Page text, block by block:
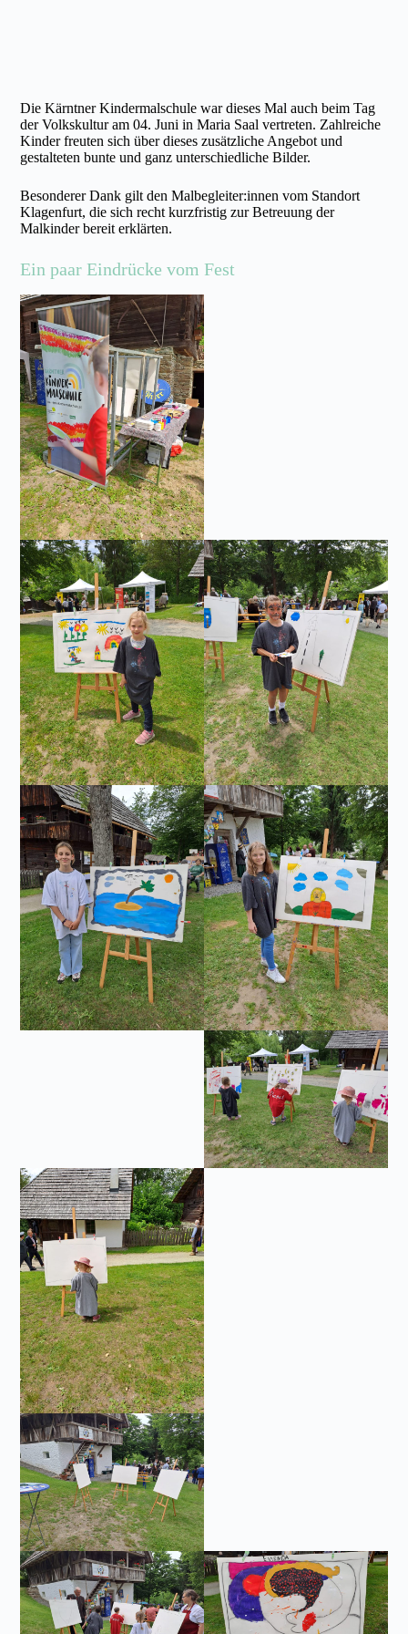
Die Kärntner Kindermalschule war dieses Mal auch beim Tag
der Volkskultur am 04. Juni in Maria Saal vertreten. Zahlreiche
Kinder freuten sich über dieses zusätzliche Angebot und
gestalteten bunte und ganz unterschiedliche Bilder.
Besonderer Dank gilt den Malbegleiter:innen vom Standort
Klagenfurt, die sich recht kurzfristig zur Betreuung der
Malkinder bereit erklärten.
Ein paar Eindrücke vom Fest